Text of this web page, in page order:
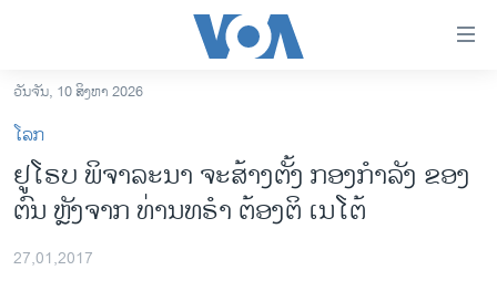
ເຂົ້າ
ຫາ
ຂ້າມ
ຂ້າມ
ຫາ
ລາວ
ອາເມຣິກາ
ການເລືອກຕັ້ງ ປະທານາທີບໍດີ ສະຫະລັດ 2024
ຂ່າວ​ຈີນ
ວັນຈັນ, 10 ສິງຫາ 2026
ໂລກ
ຢູໂຣບ ພິຈາລະນາ ຈະສ້າງຕັ້ງ ກອງກຳລັງ ຂອງ
ຕົນ ຫຼັງຈາກ ທ່ານທຣຳ ຕ້ອງຕິ ເນໂຕ້
27,01,2017